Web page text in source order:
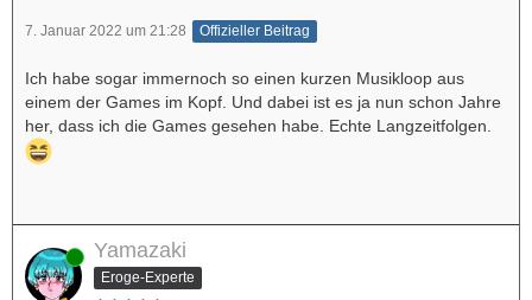
7. Januar 2022 um 21:28 Offizieller Beitrag
Ich habe sogar immernoch so einen kurzen Musikloop aus
einem der Games im Kopf. Und dabei ist es ja nun schon Jahre
her, dass ich die Games gesehen habe. Echte Langzeitfolgen.
Online Yamazaki
Eroge-Experte